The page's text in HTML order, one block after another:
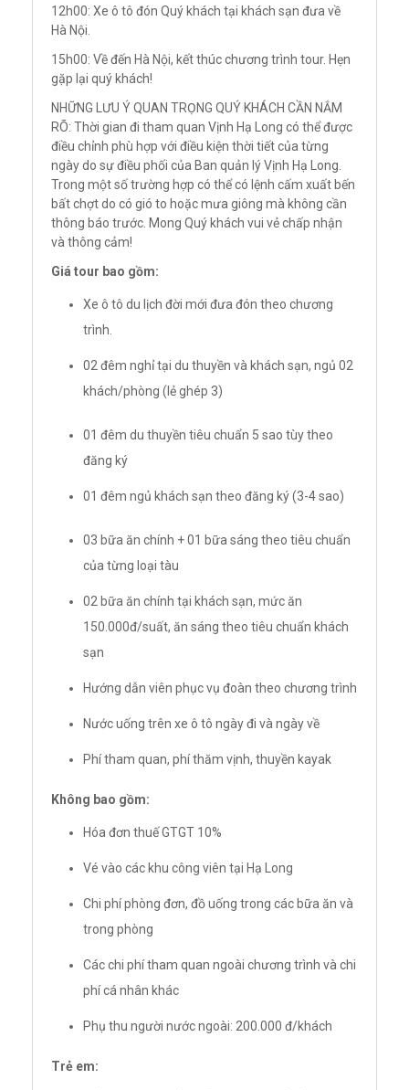
12h00: Xe ô tô đón Quý khách tại khách sạn đưa về
Hà Nội.
15h00: Về đến Hà Nội, kết thúc chương trình tour. Hẹn
gặp lại quý khách!
NHỮNG LƯU Ý QUAN TRỌNG QUÝ KHÁCH CẦN NẮM
RÕ: Thời gian đi tham quan Vịnh Hạ Long có thể được
điều chỉnh phù hợp với điều kiện thời tiết của từng
ngày do sự điều phối của Ban quản lý Vịnh Hạ Long.
Trong một số trường hợp có thể có lệnh cấm xuất bến
bất chợt do có gió to hoặc mưa giông mà không cần
thông báo trước. Mong Quý khách vui vẻ chấp nhận
và thông cảm!
Giá tour bao gồm:
Xe ô tô du lịch đời mới đưa đón theo chương
trình.
02 đêm nghỉ tại du thuyền và khách sạn, ngủ 02
khách/phòng (lẻ ghép 3)
01 đêm du thuyền tiêu chuẩn 5 sao tùy theo
đăng ký
01 đêm ngủ khách sạn theo đăng ký (3-4 sao)
03 bữa ăn chính + 01 bữa sáng theo tiêu chuẩn
của từng loại tàu
02 bữa ăn chính tại khách sạn, mức ăn
150.000đ/suất, ăn sáng theo tiêu chuẩn khách
sạn
Hướng dẫn viên phục vụ đoàn theo chương trình
Nước uống trên xe ô tô ngày đi và ngày về
Phí tham quan, phí thăm vịnh, thuyền kayak
Không bao gồm:
Hóa đơn thuế GTGT 10%
Vé vào các khu công viên tại Hạ Long
Chi phí phòng đơn, đồ uống trong các bữa ăn và
trong phòng
Các chi phí tham quan ngoài chương trình và chi
phí cá nhân khác
Phụ thu người nước ngoài: 200.000 đ/khách
Trẻ em: